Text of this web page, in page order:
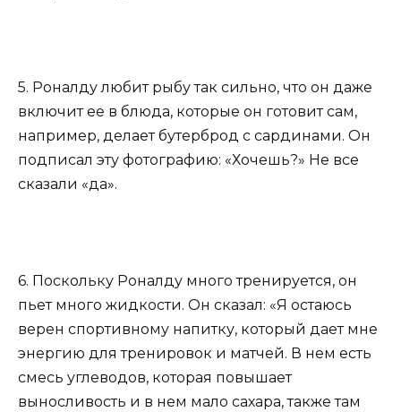
5. Роналду любит рыбу так сильно, что он даже
включит ее в блюда, которые он готовит сам,
например, делает бутерброд с сардинами. Он
подписал эту фотографию: «Хочешь?» Не все
сказали «да».
6. Поскольку Роналду много тренируется, он
пьет много жидкости. Он сказал: «Я остаюсь
верен спортивному напитку, который дает мне
энергию для тренировок и матчей. В нем есть
смесь углеводов, которая повышает
выносливость и в нем мало сахара, также там